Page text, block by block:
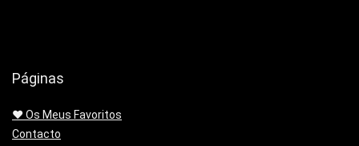
Páginas
❤️ Os Meus Favoritos
Contacto